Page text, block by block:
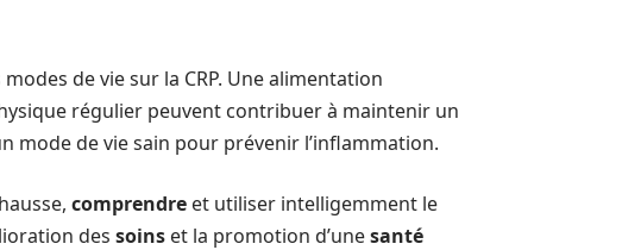
de vie sur la CRP. Une alimentation
régulier peuvent contribuer à maintenir un
mode de vie sain pour prévenir l’inflammation.
comprendre et utiliser intelligemment le
des soins et la promotion d’unesanté